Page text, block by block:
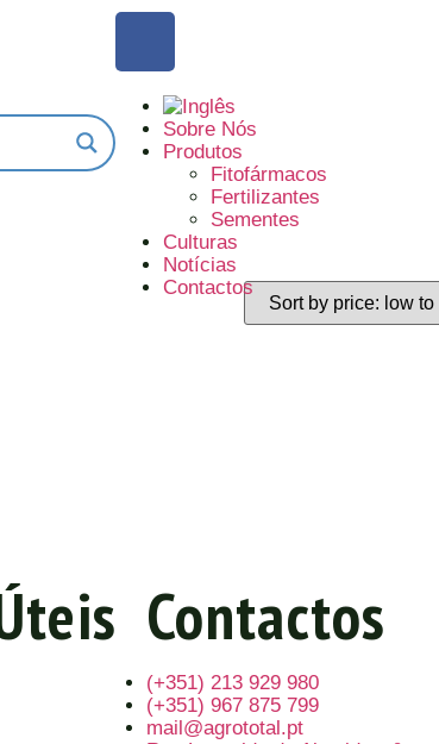
Sobre Nós
Produtos
Fitofármacos
Fertilizantes
Sementes
Culturas
Notícias
Contactos
Contactos
(+351) 213 929 980
(+351) 967 875 799
mail@agrototal.pt